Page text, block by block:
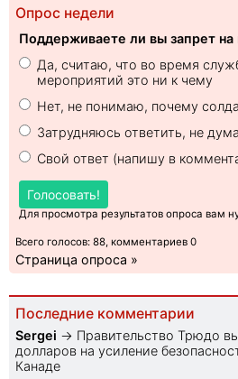
Опрос недели
Поддерживаете ли вы запрет
Да, считаю, что во время
мероприятий это ни к чему
Нет, не понимаю, почему
Затрудняюсь ответить, не
Свой ответ (напишу в
Голосовать!
Для просмотра результатов опроса вам
Всего голосов: 88, комментариев 0
Страница опроса »
Последние комментарии
Sеrgei → Правительство Трюдо
долларов на усиление
Канаде